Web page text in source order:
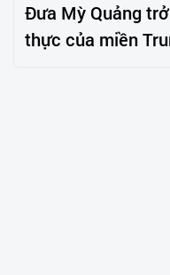
Đưa Mỳ Quảng
thực của miền